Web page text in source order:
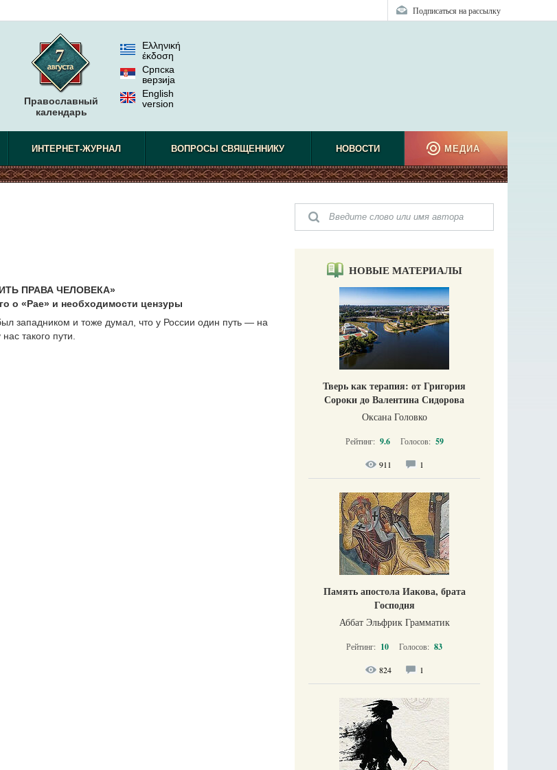
Подписаться на рассылку
Православный
календарь
Ελληνική
έκδοση
Српска
верзиjа
English
version
ИНТЕРНЕТ-ЖУРНАЛ ВОПРОСЫ СВЯЩЕННИКУ НОВОСТИ МЕДИА
ПРАВА ЧЕЛОВЕКА»
о «Рае» и необходимости цензуры
западником и тоже думал, что у России один путь — на
такого пути.
НОВЫЕ МАТЕРИАЛЫ
Тверь как терапия: от Григория
Сороки до Валентина Сидорова
Оксана Головко
Рейтинг: 9.6 Голосов: 59
911 1
Память апостола Иакова, брата
Господня
Аббат Эльфрик Грамматик
Рейтинг: 10 Голосов: 83
824 1